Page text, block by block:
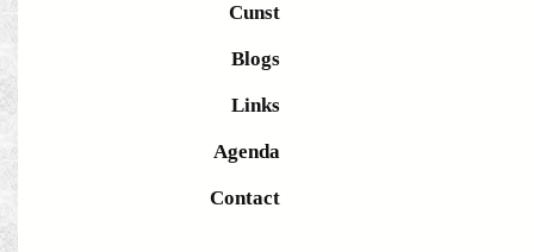
Cunst
Blogs
Links
Agenda
Contact